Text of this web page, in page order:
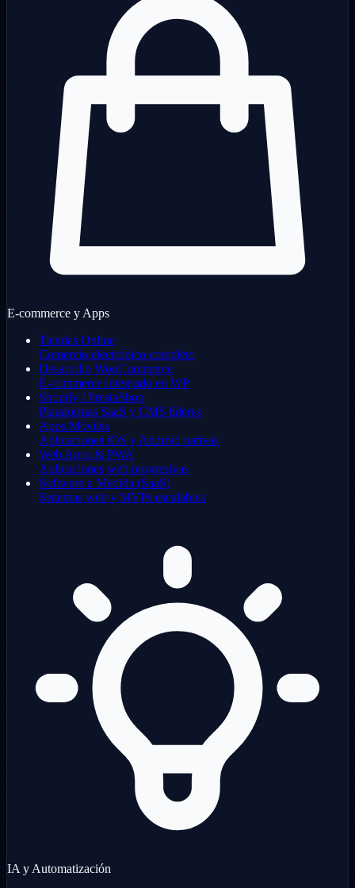
E-commerce y Apps
Tiendas Online
Comercio electrónico completo
Desarrollo WooCommerce
E-commerce integrado en WP
Shopify / PrestaShop
Plataformas SaaS y CMS líderes
Apps Móviles
Aplicaciones iOS y Android nativas
Web Apps & PWA
Aplicaciones web progresivas
Software a Medida (SaaS)
Sistemas web y MVPs escalables
IA y Automatización